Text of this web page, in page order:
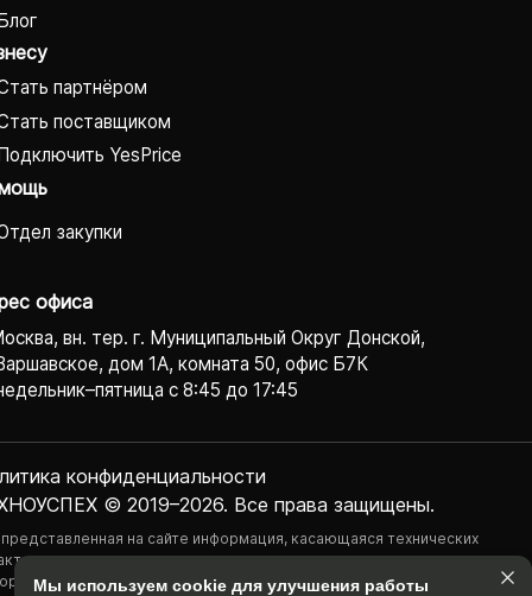
партнёром
поставщиком
YesPrice
закупки
офиса
вн. тер. г. Муниципальный Округ Донской,
дом 1А, комната 50, офис Б7К
с 8:45 до 17:45
© 2019–2026. Все права защищены.
конфиденциаль­ности
на сайте информация, касающаяся технических
наличия на складе, стоимости товаров, носит
характер и ни при каких условиях не является публичной
Мы используем cookie для улучшения работы